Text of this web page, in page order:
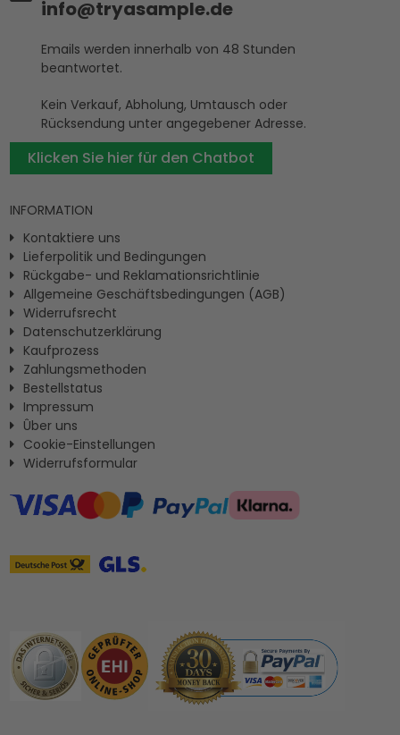
info@tryasample.de
Emails werden innerhalb von 48 Stunden
beantwortet.
Kein Verkauf, Abholung, Umtausch oder
Rücksendung unter angegebener Adresse.
Klicken Sie hier für den Chatbot
INFORMATION
Kontaktiere uns
Lieferpolitik und Bedingungen
Rückgabe- und Reklamationsrichtlinie
Allgemeine Geschäftsbedingungen (AGB)
Widerrufsrecht
Datenschutzerklärung
Kaufprozess
Zahlungsmethoden
Bestellstatus
Impressum
Ûber uns
Cookie-Einstellungen
Widerrufsformular